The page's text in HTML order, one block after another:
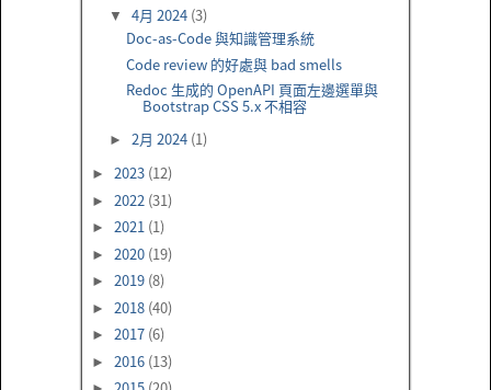
▼ 4月 2024 (3)
Doc-as-Code 與知識管理系統
Code review 的好處與 bad smells
Redoc 生成的 OpenAPI 頁面左邊選單與
Bootstrap CSS 5.x 不相容
► 2月 2024 (1)
► 2023 (12)
► 2022 (31)
► 2021 (1)
► 2020 (19)
► 2019 (8)
► 2018 (40)
► 2017 (6)
► 2016 (13)